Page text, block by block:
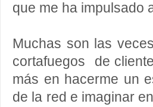
que me ha impulsado
Muchas son las
cortafuegos de
más en hacerme un
de la red e imaginar